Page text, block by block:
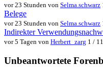
vor 23 Stunden von Selma.schwarz
Belege
vor 23 Stunden von Selma.schwarz
Indirekter
vor 5 Tagen von Herbert_zarg 1 /
Unbeantwortete